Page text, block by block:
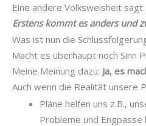
Eine andere Volksweisheit sagt
Erstens kommt es anders und
Was ist nun die
Macht es überhaupt noch Sinn
Meine Meinung dazu: Ja, es
Auch wenn die Realität unsere
Pläne helfen uns z.B.,
Probleme und